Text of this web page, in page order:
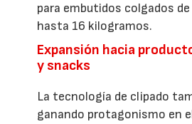
para embutidos colgados
hasta 16 kilogramos.
Expansión hacia
y snacks
La tecnología de clipado
ganando protagonismo en